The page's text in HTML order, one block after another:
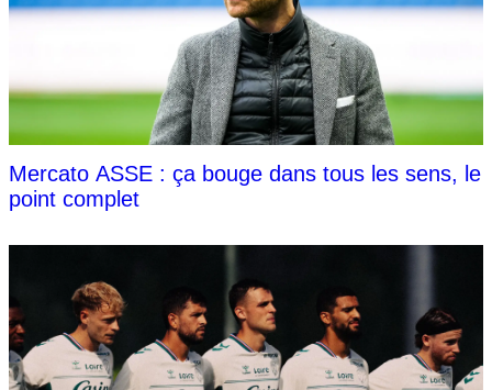
Mercato ASSE : ça bouge dans tous les sens, le
point complet